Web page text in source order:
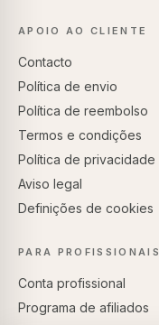
APOIO AO CLIENTE
Contacto
Política de envio
Política de reembolso
Termos e condições
Política de privacidade
Aviso legal
Definições de cookies
PARA PROFISSIONAIS
Conta profissional
Programa de afiliados